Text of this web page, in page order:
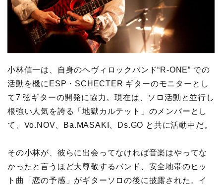
小林信一は、自身のヘヴィロックバンド“R-ONE” での
活動を機にESP・SCHECTER ギターのモニターとし
て7 弦ギターの開発に協力。現在は、ソロ活動と並行し
根強い人気を誇る「地獄カルテット」のメンバーとし
て、Vo.NOV、Ba.MASAKI、Ds.GO と共に活動中だ。
その小林が、彼らに出会ってなければ音楽はやってな
かったと言うほど大尊敬するバンド、安全地帯のヒッ
ト曲「恋の予感」がギターソロの後に披露された。イ